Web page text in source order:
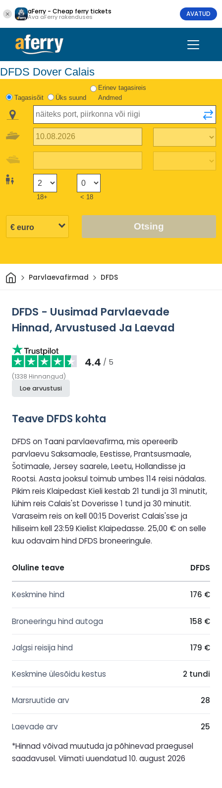
aFerry - Cheap ferry tickets
Ava aFerry rakenduses AVATUD
DFDS Dover Calais
Tagasisõit Üks suund
Erinev tagasireis
Andmed
18+ < 18
Otsing
Avaleht
Parvlaevafirmad DFDS
DFDS - Uusimad Parvlaevade
Hinnad, Arvustused Ja Laevad
4.4 / 5
(1338 Hinnangud)
Loe arvustusi
Teave DFDS kohta
DFDS on Taani parvlaevafirma, mis opereerib
parvlaevu Saksamaale, Eestisse, Prantsusmaale,
Šotimaale, Jersey saarele, Leetu, Hollandisse ja
Rootsi. Aasta jooksul toimub umbes 114 reisi nädalas.
Pikim reis Klaipedast Kieli kestab 21 tundi ja 31 minutit,
lühim reis Calais'st Doverisse 1 tund ja 30 minutit.
Varaseim reis on kell 00:15 Doverist Calais'sse ja
hiliseim kell 23:59 Kielist Klaipedasse. 25,00 € on selle
kuu odavaim hind DFDS broneeringule.
Oluline teave DFDS
Keskmine hind 176 €
Broneeringu hind autoga 158 €
Jalgsi reisija hind 179 €
Keskmine ülesõidu kestus 2 tundi
Marsruutide arv 28
Laevade arv
25
*Hinnad võivad muutuda ja põhinevad praegusel
saadavusel. Viimati uuendatud 10. august 2026